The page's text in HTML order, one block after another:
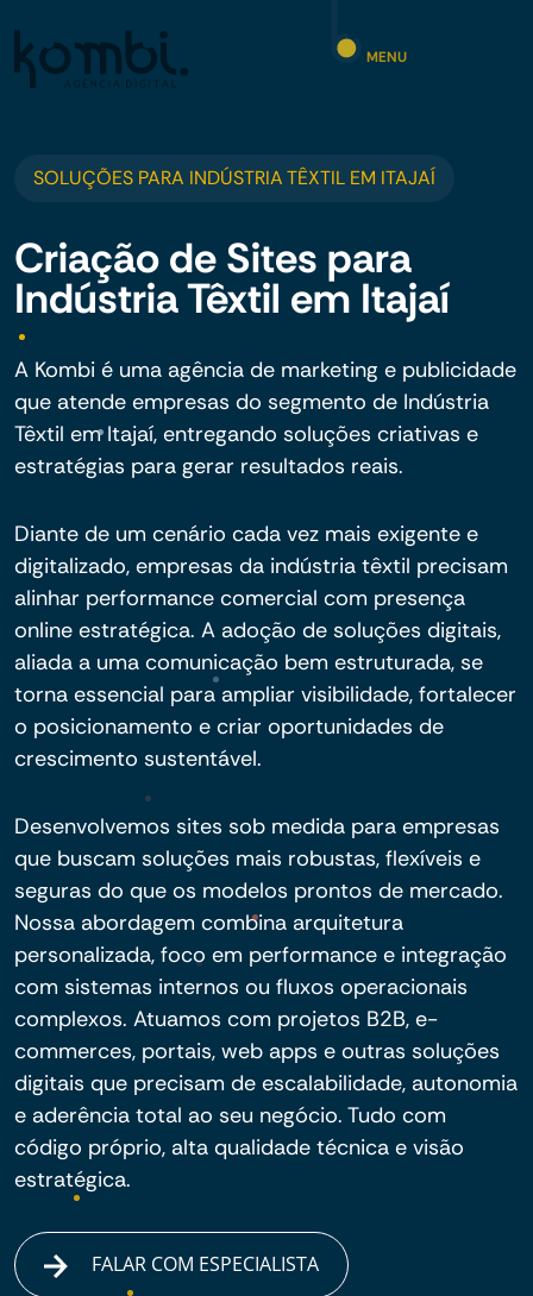
MENU
SOLUÇÕES PARA INDÚSTRIA TÊXTIL EM ITAJAÍ
Criação de Sites para
Indústria Têxtil em Itajaí
A Kombi é uma agência de marketing e publicidade
que atende empresas do segmento de Indústria
Têxtil em Itajaí, entregando soluções criativas e
estratégias para gerar resultados reais.
Diante de um cenário cada vez mais exigente e
digitalizado, empresas da indústria têxtil precisam
alinhar performance comercial com presença
online estratégica. A adoção de soluções digitais,
aliada a uma comunicação bem estruturada, se
torna essencial para ampliar visibilidade, fortalecer
o posicionamento e criar oportunidades de
crescimento sustentável.
Desenvolvemos sites sob medida para empresas
que buscam soluções mais robustas, flexíveis e
seguras do que os modelos prontos de mercado.
Nossa abordagem combina arquitetura
personalizada, foco em performance e integração
com sistemas internos ou fluxos operacionais
complexos. Atuamos com projetos B2B, e-
commerces, portais, web apps e outras soluções
digitais que precisam de escalabilidade, autonomia
e aderência total ao seu negócio. Tudo com
código próprio, alta qualidade técnica e visão
estratégica.
FALAR COM ESPECIALISTA